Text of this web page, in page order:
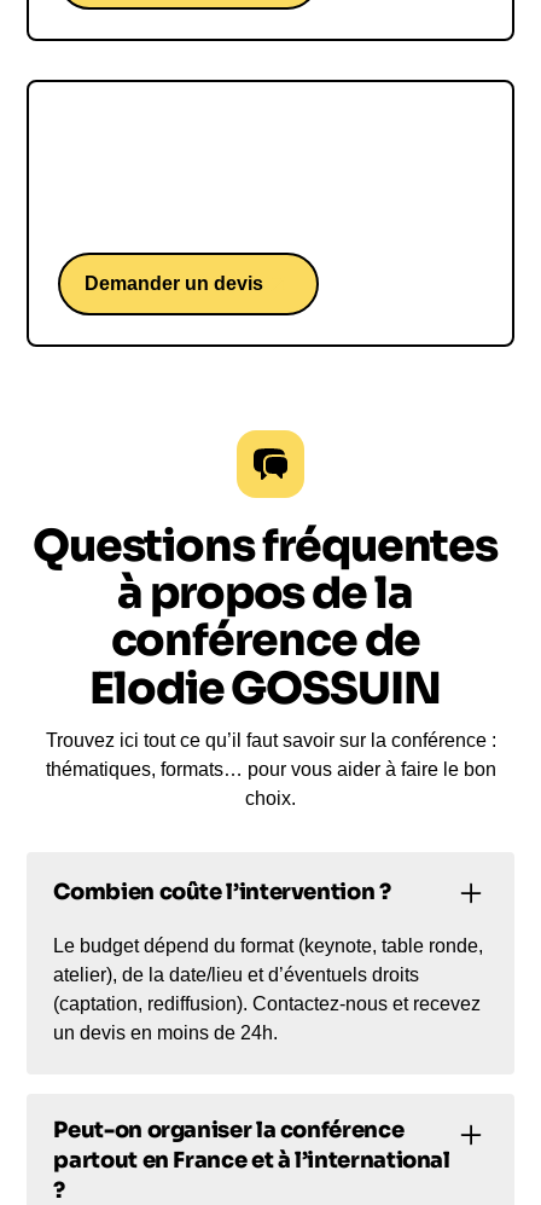
Demander un devis
Questions fréquentes
à propos de la
conférence de
Elodie GOSSUIN
Trouvez ici tout ce qu’il faut savoir sur la conférence :
thématiques, formats… pour vous aider à faire le bon
choix.
Combien coûte l’intervention ?
Le budget dépend du format (keynote, table ronde,
atelier), de la date/lieu et d’éventuels droits
(captation, rediffusion). Contactez-nous et recevez
un devis en moins de 24h.
Peut-on organiser la conférence
partout en France et à l’international
?